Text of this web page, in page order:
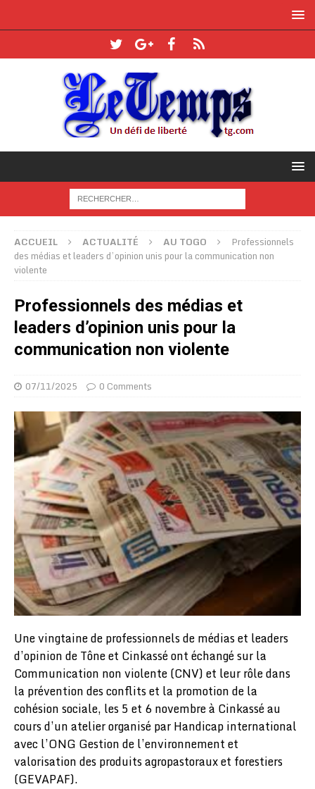
ACCUEIL ACTUALITÉ AU TOGO
Professionnels
des médias et leaders d’opinion unis pour la communication non
violente
Professionnels des médias et
leaders d’opinion unis pour la
communication non violente
07/11/2025 0 Comments
Une vingtaine de professionnels de médias et leaders
d’opinion de Tône et Cinkassé ont échangé sur la
Communication non violente (CNV) et leur rôle dans
la prévention des conflits et la promotion de la
cohésion sociale, les 5 et 6 novembre à Cinkassé au
cours d’un atelier organisé par Handicap international
avec l’ONG Gestion de l’environnement et
valorisation des produits agropastoraux et forestiers
(GEVAPAF).